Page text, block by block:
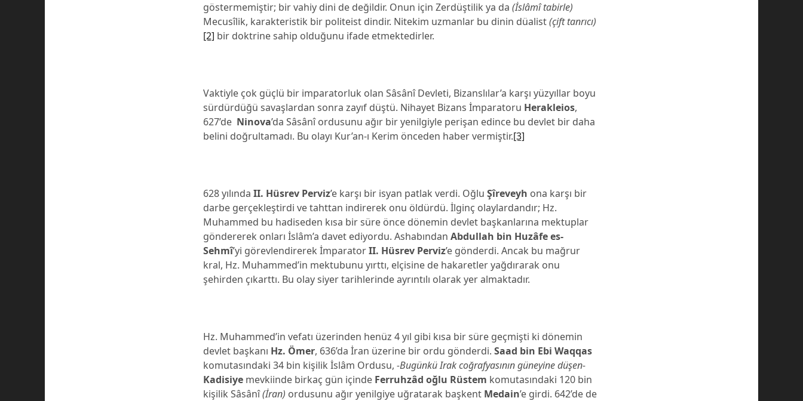
göstermemiştir; bir vahiy dini de değildir. Onun için Zerdüştilik ya da(İslâmî tabirle)
Mecusîlik, karakteristik bir politeist dindir. Nitekim uzmanlar bu dinin düalist(çift tanrıcı)
[2] bir doktrine sahip olduğunu ifade etmektedirler.
Vaktiyle çok güçlü bir imparatorluk olan Sâsânî Devleti, Bizanslılar’a karşı yüzyıllar boyu
sürdürdüğü savaşlardan sonra zayıf düştü. Nihayet Bizans İmparatoru Herakleios,
627’de Ninova’da Sâsânî ordusunu ağır bir yenilgiyle perişan edince bu devlet bir daha
belini doğrultamadı. Bu olayı Kur’an-ı Kerim önceden haber vermiştir.[3]
628 yılındaII. Hüsrev Perviz’e karşı bir isyan patlak verdi. OğluŞîreveyh ona karşı bir
darbe gerçekleştirdi ve tahttan indirerek onu öldürdü. İlginç olaylardandır; Hz.
Muhammed bu hadiseden kısa bir süre önce dönemin devlet başkanlarına mektuplar
göndererek onları İslâm’a davet ediyordu. AshabındanAbdullah bin Huzâfe es-
Sehmî’yi görevlendirerek İmparatorII. Hüsrev Perviz’e gönderdi. Ancak bu mağrur
kral, Hz. Muhammed’in mektubunu yırttı, elçisine de hakaretler yağdırarak onu
şehirden çıkarttı. Bu olay siyer tarihlerinde ayrıntılı olarak yer almaktadır.
Hz. Muhammed’in vefatı üzerinden henüz 4 yıl gibi kısa bir süre geçmişti ki dönemin
devlet başkanı Hz. Ömer, 636’da İran üzerine bir ordu gönderdi.Saad bin Ebi Waqqas
komutasındaki 34 bin kişilik İslâm Ordusu,-Bugünkü Irak coğrafyasının güneyine düşen-
Kadisiye mevkiinde birkaç gün içinde Ferruhzâd oğlu Rüstem komutasındaki 120 bin
kişilik Sâsânî(İran) ordusunu ağır yenilgiye uğratarak başkent Medain’e girdi. 642’de de